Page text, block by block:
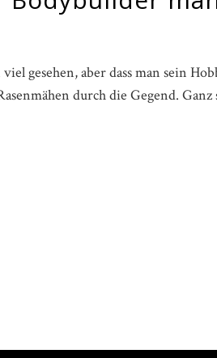
viel gesehen, aber dass man sein
durch die Gegend.